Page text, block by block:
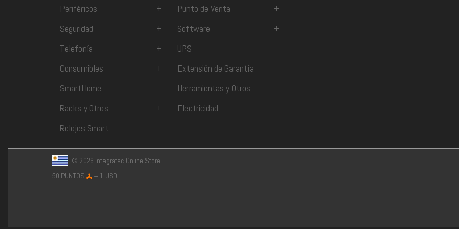
Periféricos
+ Punto de Venta
+
Seguridad
+ Software
+
Telefonía
+
UPS
Consumibles
+
Extensión de Garantía
SmartHome
Herramientas y Otros
Racks y Otros
+
Electricidad
Relojes Smart
© 2026 Integratec Online Store
50 PUNTOS
= 1 USD